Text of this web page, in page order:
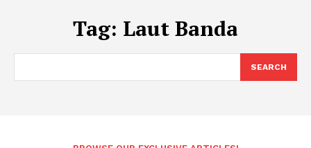
Tag: Laut Banda
SEARCH